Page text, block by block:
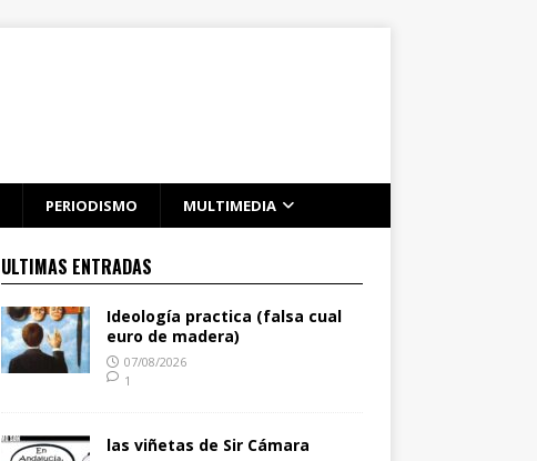
PERIODISMO MULTIMEDIA
ULTIMAS ENTRADAS
Ideología practica (falsa cual
euro de madera)
07/08/2026
1
las viñetas de Sir Cámara